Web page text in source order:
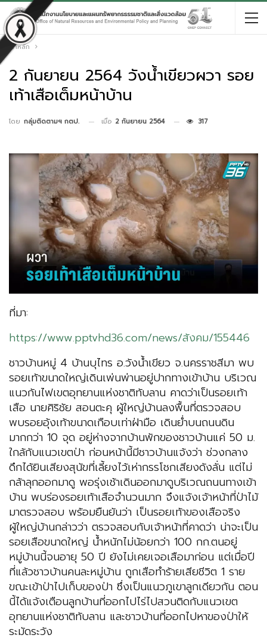
หน้าหลัก
2 กันยายน 2564 วังน้ำเขียวผวา รอย
เท้าเสือเต็มหน้าบ้าน
โดย กลุ่มติดตามฯ กตป. เมื่อ 2 กันยายน 2564 317
ที่มา:
https://www.pptvhd36.com/news/สังคม/155446
ชาวบ้านหมู่ 4 บ้านบุไทร อ.วังน้ำเขียว จ.นครราชสีมา พบ
รอยเท้าขนาดใหญ่เดินเพ่นพ่านอยู่ปากทางเข้าบ้าน บริเวณ
แนวกันไฟเขตอุทยานแห่งชาติทับลาน คาดว่าเป็นรอยเท้า
เสือ นายศิริชัย สอนตะคุ ผู้ใหญ่บ้านลงพื้นที่ตรวจสอบ
พบรอยอุ้งเท้าขนาดเกือบเท่าฝ่ามือ เดินย่ำบนถนนดิน
มากกว่า 10 จุด อยู่ห่างจากบ้านพักของชาวบ้านแค่ 50 ม.
ใกล้กับแนวเขตป่า ก่อนหน้านี้มีชาวบ้านแจ้งว่า ช่วงกลาง
ดึกได้ยินเสียงสุนัขที่เลี้ยงไว้เห่ากรรโชกเสียงดังลั่น แต่ไม่
กล้าลุกออกมาดู พอรุ่งเช้าเดินออกมาดูบริเวณถนนทางเข้า
บ้าน พบร่องรอยเท้าเสือจำนวนมาก จึงแจ้งเจ้าหน้าที่ป่าไม้
มาตรวจสอบ พร้อมยืนยันว่า เป็นรอยเท้าของเสือจริง
ผู้ใหญ่บ้านกล่าวว่า ตรวจสอบกับเจ้าหน้าที่คาดว่า น่าจะเป็น
รอยเสือขนาดใหญ่ น้ำหนักไม่น้อยกว่า 100 กก.ตนอยู่
หมู่บ้านนี้จนอายุ 50 ปี ยังไม่เคยเจอเสือมาก่อน แต่เมื่อปี
ที่แล้วชาวบ้านคนละหมู่บ้าน ถูกเสือทำร้ายเสียชีวิต 1 ราย
ขณะเข้าป่าไปเก็บของป่า ซึ่งเป็นแนวภูเขาลูกเดียวกัน ตอน
นี้ได้แจ้งเตือนลูกบ้านที่ออกไปไร่ไปสวนติดกับแนวเขต
อุทยานแห่งชาติทับลาน และชาวบ้านที่ออกไปหาของป่าให้
ระมัดระวัง